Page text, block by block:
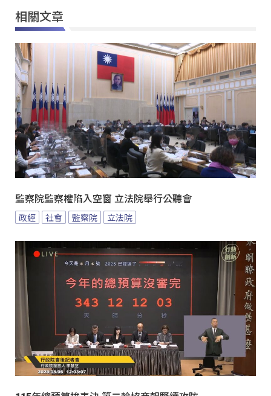
相關文章
監察院監察權陷入空窗 立法院舉行公聽會
政經 社會 監察院 立法院